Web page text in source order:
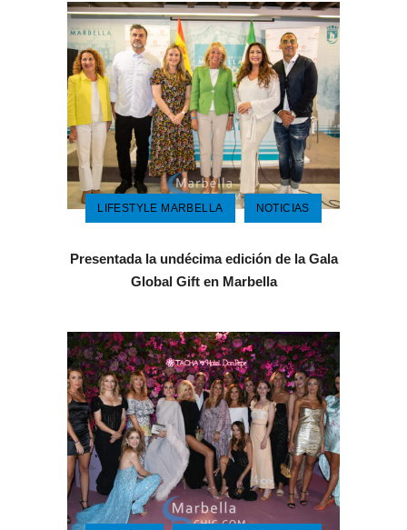
LIFESTYLE MARBELLA NOTICIAS
Presentada la undécima edición de la Gala
Global Gift en Marbella